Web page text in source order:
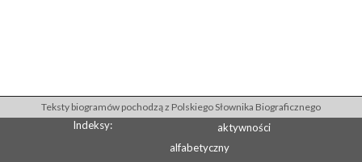
Teksty biogramów pochodzą z Polskiego Słownika Biograficznego
Indeksy:
aktywności
alfabetyczny